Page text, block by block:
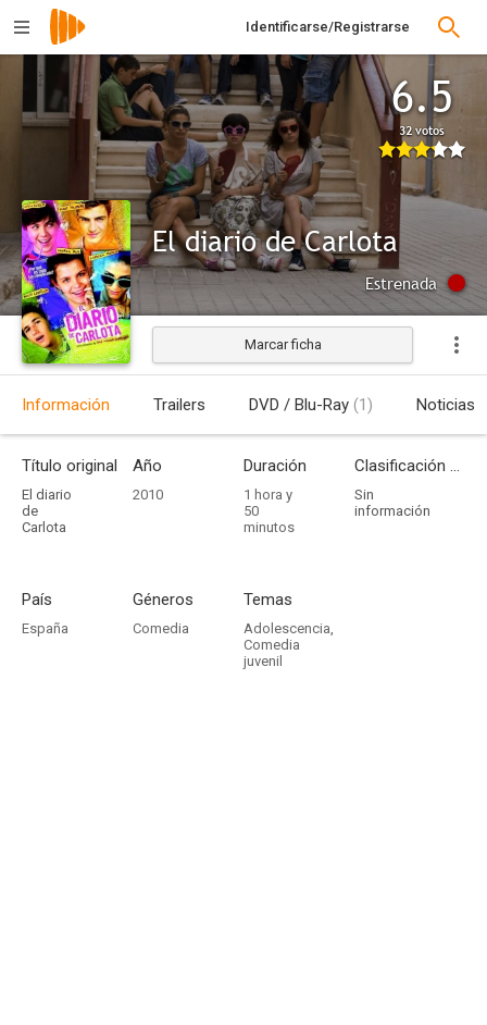
Identificarse/Registrarse
6.5
32 votos
El diario de Carlota
Estrenada
Marcar ficha
Información Trailers DVD / Blu-Ray (1) Noticias
Título original
El diario
de
Carlota
Año
2010
Duración
1 hora y
50
minutos
Clasificación por edades
Sin
información
País
España
Géneros
Comedia
Temas
Adolescencia,
Comedia
juvenil